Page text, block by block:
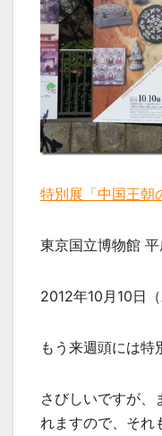
特別展「中国王朝
東京国立博物館
2012年10月10日
もう来週頭には特
さびしいですが、
れますので、それ